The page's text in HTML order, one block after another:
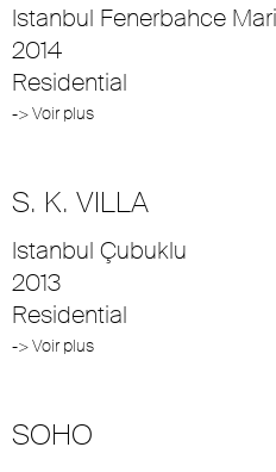
Istanbul Fenerbahce
2014
Residential
-> Voir plus
S. K. VILLA
Istanbul Çubuklu
2013
Residential
-> Voir plus
SOHO